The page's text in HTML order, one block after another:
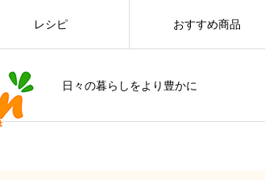
日々の暮らしをより豊かに
レシピ おすすめ商品